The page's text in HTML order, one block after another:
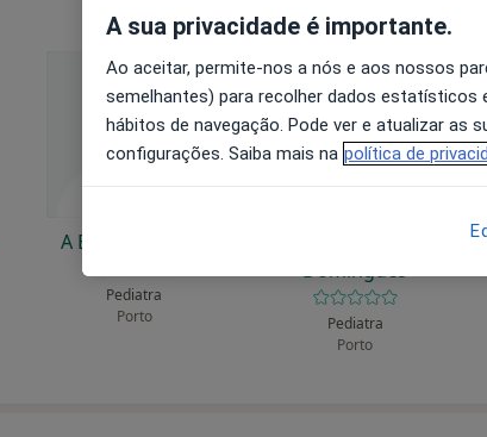
A Bianchi Aguiar
Pediatra
Porto
Domingues
Pediatra
Porto
A sua privacidade é importante.
Ao aceitar, permite-nos a nós e aos nossos
semelhantes) para recolher dados
hábitos de navegação. Pode ver e atualizar as
configurações. Saiba mais na política de